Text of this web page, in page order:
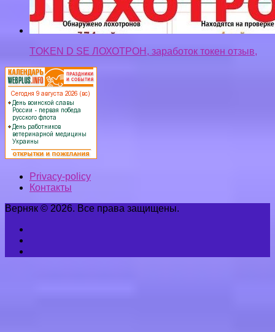
Privacy-policy
Контакты
Верняк © 2026. Все права защищены.